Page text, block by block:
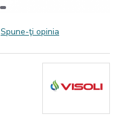
Spune-ţi opinia